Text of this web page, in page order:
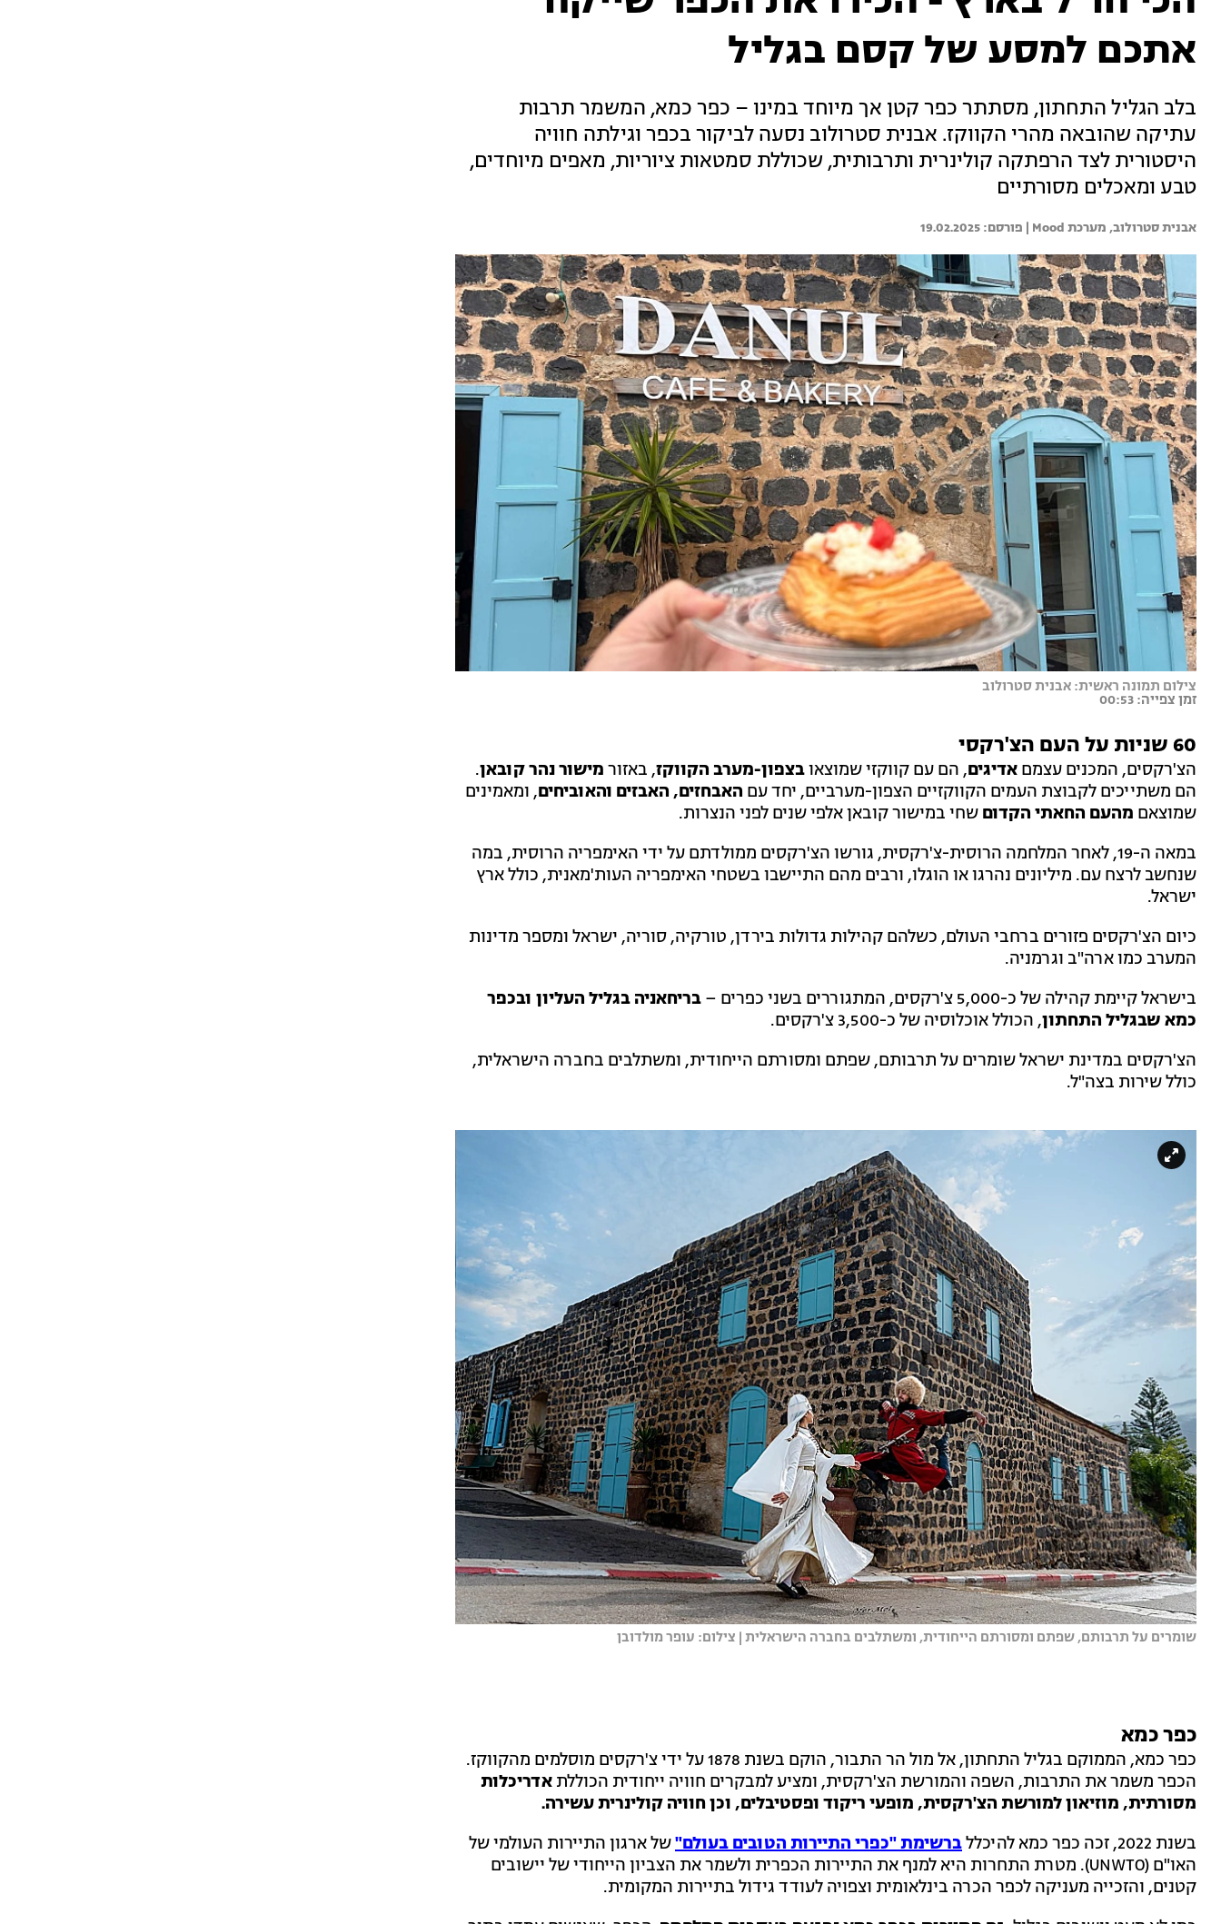
אתכם למסע של קסם בגליל
בלב הגליל התחתון, מסתתר כפר קטן אך מיוחד במינו – כפר כמא, המשמר תרבות
עתיקה שהובאה מהרי הקווקז. אבנית סטרולוב נסעה לביקור בכפר וגילתה חוויה
היסטורית לצד הרפתקה קולינרית ותרבותית, שכוללת סמטאות ציוריות, מאפים מיוחדים,
טבע ומאכלים מסורתיים
אבנית סטרולוב, מערכת Mood | 19.02.2025
צילום תמונה ראשית: אבנית סטרולוב
זמן צפייה: 00:53
60 שניות על העם הצ'רקסי
הצ'רקסים, המכנים עצמם אדיגים, הם עם קווקזי שמוצאובצפון-מערב הקווקז, באזור מישור נהר קובאן.
הם משתייכים לקבוצת העמים הקווקזיים הצפון-מערביים, יחד עם האבחזים, האבזים והאוביחים, ומאמינים
שמוצאם מהעם החאתי הקדום שחי במישור קובאן אלפי שנים לפני הנצרות.
במאה ה-19, לאחר המלחמה הרוסית-צ'רקסית, גורשו הצ'רקסים ממולדתם על ידי האימפריה הרוסית, במה
שנחשב לרצח עם. מיליונים נהרגו או הוגלו, ורבים מהם התיישבו בשטחי האימפריה העות'מאנית, כולל ארץ
ישראל.
כיום הצ'רקסים פזורים ברחבי העולם, כשלהם קהילות גדולות בירדן, טורקיה, סוריה, ישראל ומספר מדינות
המערב כמו ארה"ב וגרמניה.
בישראל קיימת קהילה של כ-5,000 צ'רקסים, המתגוררים בשני כפרים –
בריחאניה בגליל העליון ובכפר
כמא שבגליל התחתון, הכולל אוכלוסיה של כ-3,500 צ'רקסים.
הצ'רקסים במדינת ישראל שומרים על תרבותם, שפתם ומסורתם הייחודית, ומשתלבים בחברה הישראלית,
כולל שירות בצה"ל.
שומרים על תרבותם, שפתם ומסורתם הייחודית, ומשתלבים בחברה הישראלית | צילום: עופר מולדובן
כפר כמא
כפר כמא, הממוקם בגליל התחתון, אל מול הר התבור, הוקם בשנת 1878 על ידי צ'רקסים מוסלמים מהקווקז.
הכפר משמר את התרבות, השפה והמורשת הצ'רקסית, ומציע למבקרים חוויה ייחודית הכוללת אדריכלות
מסורתית, מוזיאון למורשת הצ'רקסית, מופעי ריקוד ופסטיבלים, וכן חוויה קולינרית עשירה.
בשנת 2022, זכה כפר כמא להיכלל
ברשימת "כפרי התיירות הטובים בעולם"של ארגון התיירות העולמי של
האו"ם (UNWTO). מטרת התחרות היא למנף את התיירות הכפרית ולשמר את הצביון הייחודי של יישובים
קטנים, והזכייה מעניקה לכפר הכרה בינלאומית וצפויה לעודד גידול בתיירות המקומית.